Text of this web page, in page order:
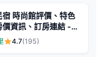
宿 時尚館評價、特色
價資訊、訂房連結 -
住宿4.7(195)